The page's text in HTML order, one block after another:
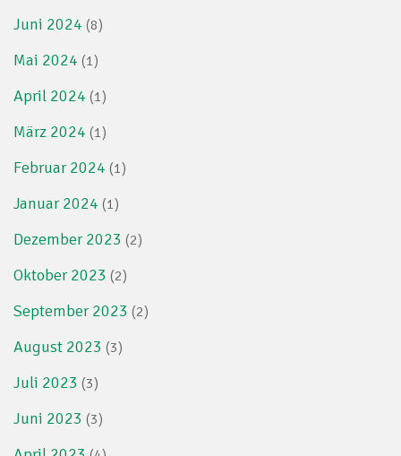
Juni 2024 (8)
Mai 2024 (1)
April 2024 (1)
März 2024 (1)
Februar 2024 (1)
Januar 2024 (1)
Dezember 2023 (2)
Oktober 2023 (2)
September 2023 (2)
August 2023 (3)
Juli 2023 (3)
Juni 2023 (3)